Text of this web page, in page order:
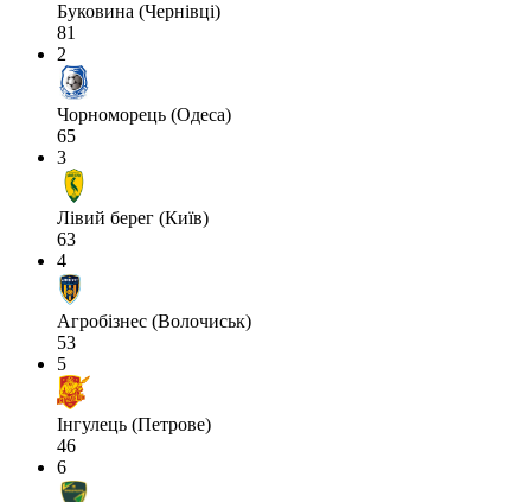
Буковина (Чернівці)
81
2
Чорноморець (Одеса)
65
3
Лівий берег (Київ)
63
4
Агробізнес (Волочиськ)
53
5
Інгулець (Петрове)
46
6